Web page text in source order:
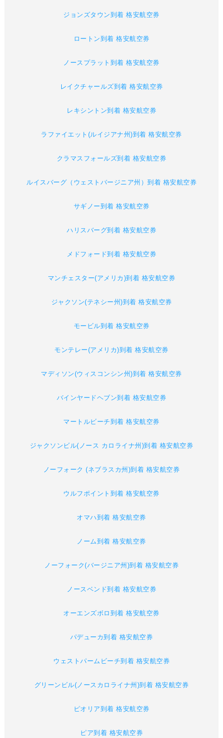
ジョンズタウン到着 格安航空券
ロートン到着 格安航空券
ノースプラット到着 格安航空券
レイクチャールズ到着 格安航空券
レキシントン到着 格安航空券
ラファイエット(ルイジアナ州)到着 格安航空券
クラマスフォールズ到着 格安航空券
ルイスバーグ（ウェストバージニア州）到着 格安航空券
サギノー到着 格安航空券
ハリスバーグ到着 格安航空券
メドフォード到着 格安航空券
マンチェスター(アメリカ)到着 格安航空券
ジャクソン(テネシー州)到着 格安航空券
モービル到着 格安航空券
モンテレー(アメリカ)到着 格安航空券
マディソン(ウィスコンシン州)到着 格安航空券
バインヤードヘブン到着 格安航空券
マートルビーチ到着 格安航空券
ジャクソンビル(ノース カロライナ州)到着 格安航空券
ノーフォーク (ネブラスカ州)到着 格安航空券
ウルフポイント到着 格安航空券
オマハ到着 格安航空券
ノーム到着 格安航空券
ノーフォーク(バージニア州)到着 格安航空券
ノースベンド到着 格安航空券
オーエンズボロ到着 格安航空券
パデューカ到着 格安航空券
ウェストパームビーチ到着 格安航空券
グリーンビル(ノースカロライナ州)到着 格安航空券
ピオリア到着 格安航空券
ピア到着 格安航空券